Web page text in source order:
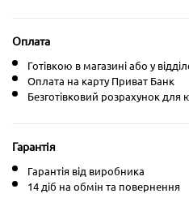
Оплата
Готівкою в магазині або у
Оплата на карту Приват Банк
Безготівковий розрахунок для
Гарантія
Гарантія від виробника
14 діб на обмін та повернення